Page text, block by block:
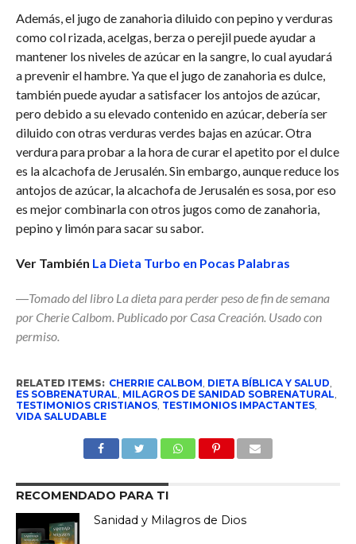
Además, el jugo de zanahoria diluido con pepino y verduras
como col rizada, acelgas, berza o perejil puede ayudar a
mantener los niveles de azúcar en la sangre, lo cual ayudará
a prevenir el hambre. Ya que el jugo de zanahoria es dulce,
también puede ayudar a satisfacer los antojos de azúcar,
pero debido a su elevado contenido en azúcar, debería ser
diluido con otras verduras verdes bajas en azúcar. Otra
verdura para probar a la hora de curar el apetito por el dulce
es la alcachofa de Jerusalén. Sin embargo, aunque reduce los
antojos de azúcar, la alcachofa de Jerusalén es sosa, por eso
es mejor combinarla con otros jugos como de zanahoria,
pepino y limón para sacar su sabor.
Ver También La Dieta Turbo en Pocas Palabras
―Tomado del libro La dieta para perder peso de fin de semana
por Cherie Calbom. Publicado por Casa Creación. Usado con
permiso.
RELATED ITEMS: CHERRIE CALBOM, DIETA BÍBLICA Y SALUD,
ES SOBRENATURAL, MILAGROS DE SANIDAD SOBRENATURAL,
TESTIMONIOS CRISTIANOS, TESTIMONIOS IMPACTANTES,
VIDA SALUDABLE
RECOMENDADO PARA TI
Sanidad y Milagros de Dios